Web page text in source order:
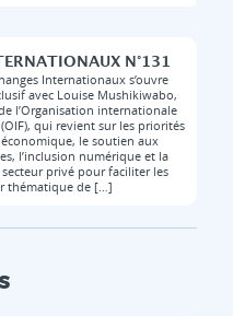
N°131
Internationaux s’ouvre
avec Louise Mushikiwabo,
l’Organisation internationale
qui revient sur les priorités
le soutien aux
l’inclusion numérique et la
privé pour faciliter les
thématique de […]